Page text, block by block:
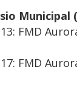
Municipal (
FMD
FMD